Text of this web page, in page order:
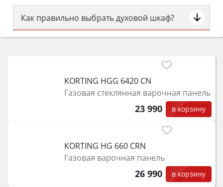
Как правильно выбрать духовой шкаф?
Сначала определитесь с типом (газовый или
затем смотрите на объём 50–70 л для семьи,
функции (конвекция, гриль, самоочистка,
защита от детей).
KORTING HGG 6420 CN
Газовая стеклянная варочная панель
23 990 в корзину
KORTING HG 660 CRN
Газовая варочная панель
26 990 в корзину